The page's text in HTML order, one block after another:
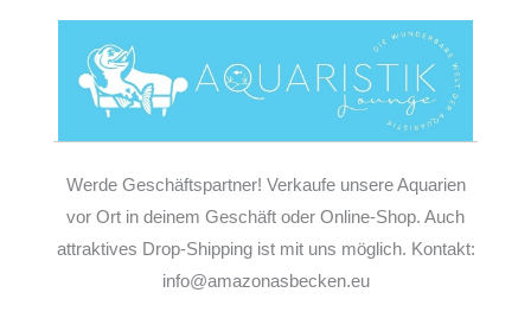
Werde Geschäftspartner! Verkaufe unsere Aquarien
vor Ort in deinem Geschäft oder Online-Shop. Auch
attraktives Drop-Shipping ist mit uns möglich. Kontakt:
info@amazonasbecken.eu